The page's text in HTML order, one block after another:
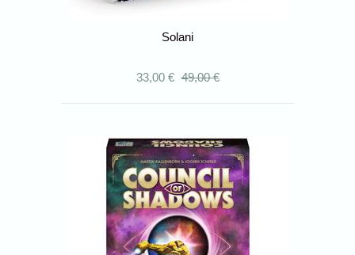
Solani
33,00 € 49,00 €